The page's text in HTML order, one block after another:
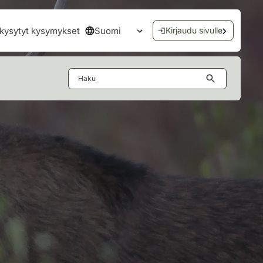
kysymykset Suomi
Avaa kielivalikko
Kirjaudu sivulle